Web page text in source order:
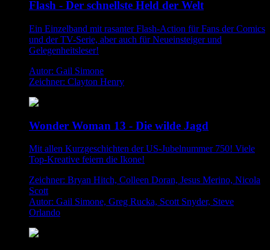
Flash - Der schnellste Held der Welt
Ein Einzelband mit rasanter Flash-Action für Fans der Comics
und der TV-Serie, aber auch für Neueinsteiger und
Gelegenheitsleser!
Autor: Gail Simone
Zeichner: Clayton Henry
Wonder Woman 13 - Die wilde Jagd
Mit allen Kurzgeschichten der US-Jubelnummer 750! Viele
Top-Kreative feiern die Ikone!
Zeichner: Bryan Hitch, Colleen Doran, Jesus Merino, Nicola
Scott
Autor: Gail Simone, Greg Rucka, Scott Snyder, Steve
Orlando